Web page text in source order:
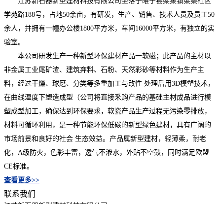
学苑路188号，占地50余亩，有研发，生产、销售、技术人员及员工50
余人，并拥有一幢办公楼1800平方米，车间16000平方米，有独立的实
验室。
本公司研发生产一种新型环保建材产品一软磁；此产品的主材以
非金属工业尾矿渣、建筑弃料、石粉、天然彩砂等材料作为生产主
料，经过干燥、球磨、分类等多重加工与改性 处理后用3D模塑技术，
在曲线温度下塑造成型（公司将直接釆购产品的基础主材成品进行模
塑成型加工，确保达到环保要求，软瓷产品生产过程无污染零排放，
材料可循环利用，是一种节能环保低碳的新型绿色建材，具有广阔的
市场前景和良好的社会 生态效益。产品属新型建材，轻薄柔，耐老
化，A级防火，色彩丰富，透气不渗水，外贴不空鼓，同时满足欧盟
CE标准。
查看更多>>
联系我们